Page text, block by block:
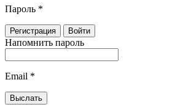
Пароль *
Напомнить пароль
Email *